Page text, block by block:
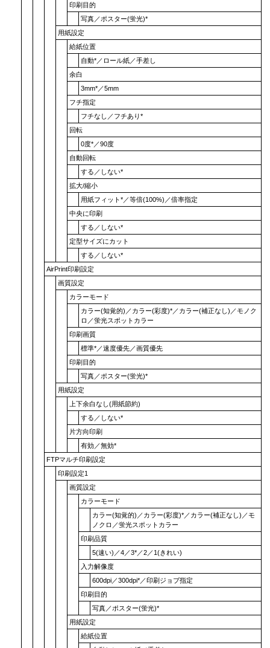
印刷目的
写真 ／ポスター(蛍光)*
用紙設定
給紙位置
自動*／ ロール紙 ／手差し
余白
3mm*／5mm
フチ指定
フチなし ／フチあり*
回転
0度*／90度
自動回転
する ／ しない*
拡大/縮小
用紙フィット*／等倍(100%) ／倍率指定
中央に印刷
する ／ しない*
定型サイズにカット
する ／ しない*
AirPrint印刷設定
画質設定
カラーモード
カラー(知覚的) ／カラー(彩度)*／カラー(補正なし) ／モノク
ロ ／蛍光スポットカラー
印刷画質
標準*／速度優先 ／画質優先
印刷目的
写真 ／ポスター(蛍光)*
用紙設定
上下余白なし(用紙節約)
する ／ しない*
片方向印刷
有効 ／無効*
FTPマルチ印刷設定
印刷設定1
画質設定
カラーモード
カラー(知覚的) ／カラー(彩度)*／カラー(補正なし) ／モ
ノクロ ／蛍光スポットカラー
印刷品質
5(速い) ／4／3*／2／1(きれい)
入力解像度
600dpi ／300dpi*／印刷ジョブ指定
印刷目的
写真 ／ポスター(蛍光)*
用紙設定
給紙位置